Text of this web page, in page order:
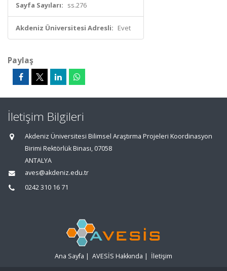
Sayfa Sayıları: ss.276
Akdeniz Üniversitesi Adresli: Evet
Paylaş
İletişim Bilgileri
Akdeniz Üniversitesi Bilimsel Araştırma Projeleri Koordinasyon
Birimi Rektörlük Binası, 07058
ANTALYA
aves@akdeniz.edu.tr
0242 310 16 71
Ana Sayfa | AVESİS Hakkında | İletişim